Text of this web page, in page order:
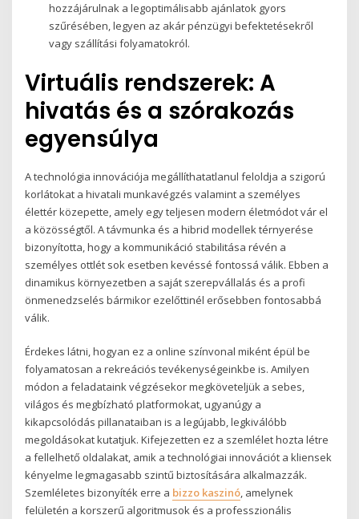
hozzájárulnak a legoptimálisabb ajánlatok gyors
szűrésében, legyen az akár pénzügyi befektetésekről
vagy szállítási folyamatokról.
Virtuális rendszerek: A
hivatás és a szórakozás
egyensúlya
A technológia innovációja megállíthatatlanul feloldja a szigorú
korlátokat a hivatali munkavégzés valamint a személyes
élettér közepette, amely egy teljesen modern életmódot vár el
a közösségtől. A távmunka és a hibrid modellek térnyerése
bizonyította, hogy a kommunikáció stabilitása révén a
személyes ottlét sok esetben kevéssé fontossá válik. Ebben a
dinamikus környezetben a saját szerepvállalás és a profi
önmenedzselés bármikor ezelőttinél erősebben fontosabbá
válik.
Érdekes látni, hogyan ez a online színvonal miként épül be
folyamatosan a rekreációs tevékenységeinkbe is. Amilyen
módon a feladataink végzésekor megköveteljük a sebes,
világos és megbízható platformokat, ugyanúgy a
kikapcsolódás pillanataiban is a legújabb, legkiválóbb
megoldásokat kutatjuk. Kifejezetten ez a szemlélet hozta létre
a fellelhető oldalakat, amik a technológiai innovációt a kliensek
kényelme legmagasabb szintű biztosítására alkalmazzák.
Szemléletes bizonyíték erre a bizzo kaszinó, amelynek
felületén a korszerű algoritmusok és a professzionális